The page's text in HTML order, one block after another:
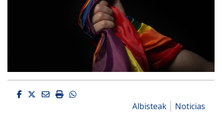
Facebook
Twitter
EmailImprimirWhatsapp
Albisteak
Noticias